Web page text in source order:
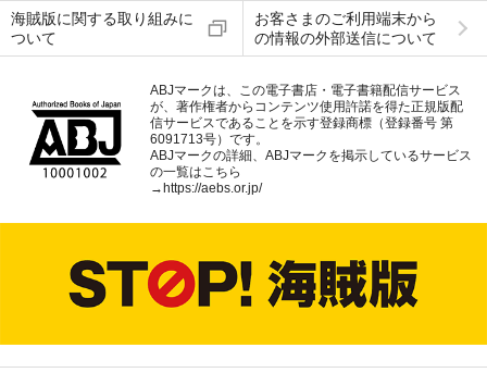
海賊版に関する取り組みに
ついて
お客さまのご利用端末から
の情報の外部送信について
ABJマークは、この電子書店・電子書籍配信サービス
が、著作権者からコンテンツ使用許諾を得た正規版配
信サービスであることを示す登録商標（登録番号 第
6091713号）です。
ABJマークの詳細、ABJマークを掲示しているサービス
の一覧はこちら
→https://aebs.or.jp/